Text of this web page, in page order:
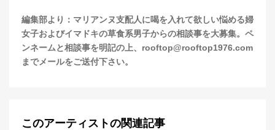
編集部より：マリアンヌ支配人に喝を入れて欲しい悩める婦
女子およびイマドキの草食系男子からの相談事を大募集。ペ
ンネームと相談事を明記の上、rooftop@rooftop1976.com
までメールをご送付下さい。
このアーティストの関連記事